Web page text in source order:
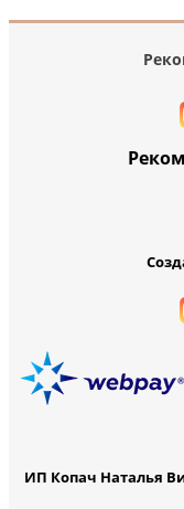
ИП Копач Наталья